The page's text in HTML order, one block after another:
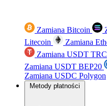
Zamiana Bitcoin
Litecoin
Zamiana
Zamiana USDT
Zamiana USDT BEP20
Zamiana USDC Polygon
Metody płatności